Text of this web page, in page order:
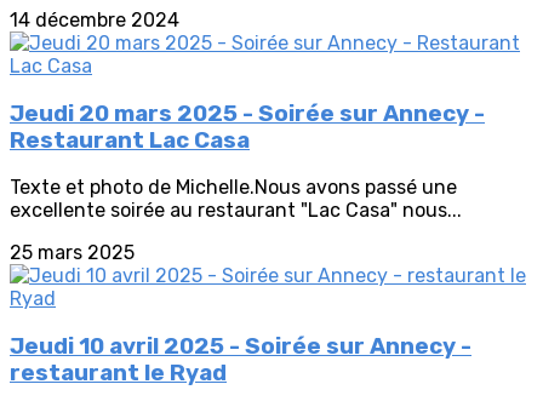
14 décembre 2024
Jeudi 20 mars 2025 - Soirée sur Annecy -
Restaurant Lac Casa
Texte et photo de Michelle.Nous avons passé une
excellente soirée au restaurant "Lac Casa" nous...
25 mars 2025
Jeudi 10 avril 2025 - Soirée sur Annecy -
restaurant le Ryad